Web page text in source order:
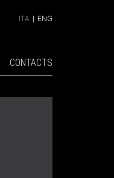
ITA ENG
CONTACTS